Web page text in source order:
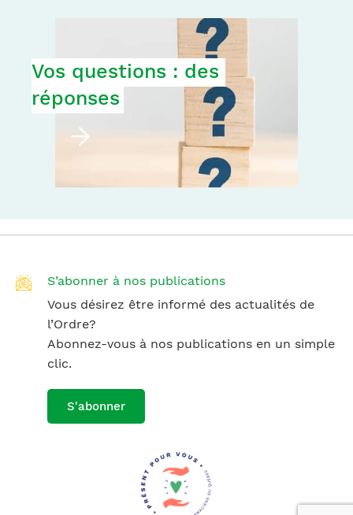
Vos questions : des
réponses
S’abonner à nos publications
Vous désirez être informé des actualités de
l’Ordre?
Abonnez-vous à nos publications en un simple
clic.
S'abonner